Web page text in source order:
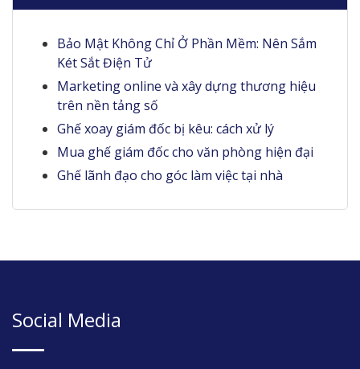
Bảo Mật Không Chỉ Ở Phần Mềm: Nên Sắm
Két Sắt Điện Tử
Marketing online và xây dựng thương hiệu
trên nền tảng số
Ghế xoay giám đốc bị kêu: cách xử lý
Mua ghế giám đốc cho văn phòng hiện đại
Ghế lãnh đạo cho góc làm việc tại nhà
Social Media